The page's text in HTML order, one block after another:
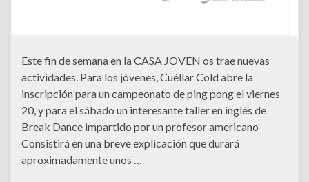
Este fin de semana en la CASA JOVEN os trae nuevas
actividades. Para los jóvenes, Cuéllar Cold abre la
inscripción para un campeonato de ping pong el viernes
20, y para el sábado un interesante taller en inglés de
Break Dance impartido por un profesor americano
Consistirá en una breve explicación que durará
aproximadamente unos …